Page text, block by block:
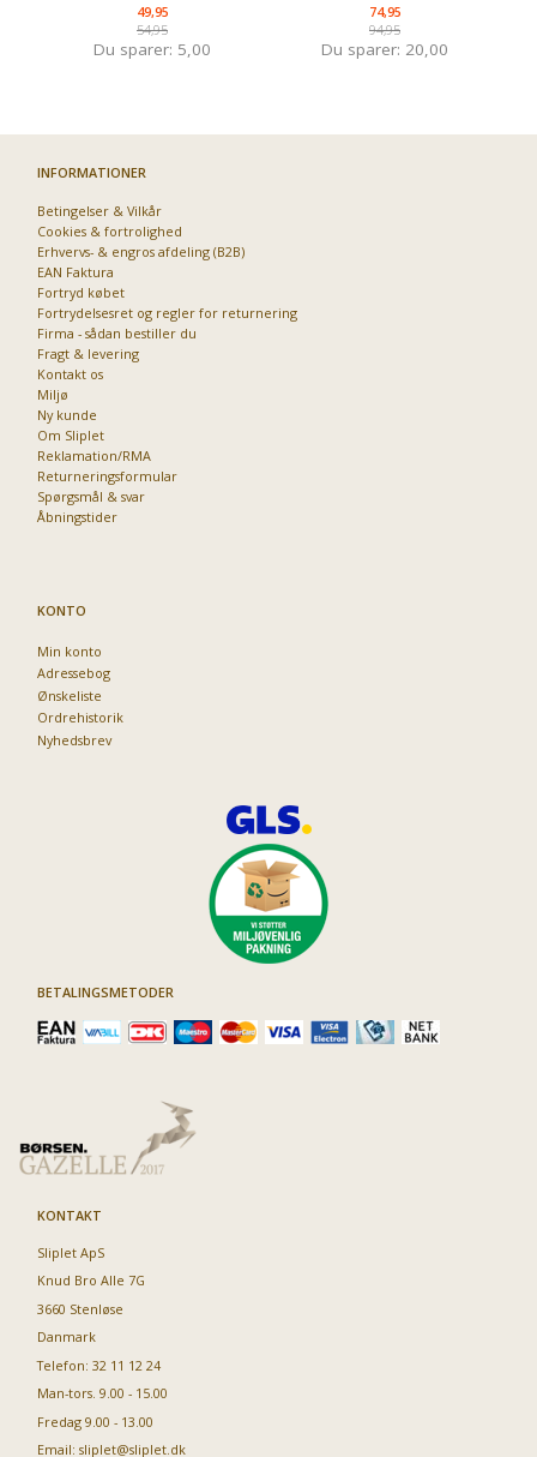
49,95
54,95
Du sparer: 5,00
74,95
94,95
Du sparer: 20,00
INFORMATIONER
Betingelser & Vilkår
Cookies & fortrolighed
Erhvervs- & engros afdeling (B2B)
EAN Faktura
Fortryd købet
Fortrydelsesret og regler for returnering
Firma - sådan bestiller du
Fragt & levering
Kontakt os
Miljø
Ny kunde
Om Sliplet
Reklamation/RMA
Returneringsformular
Spørgsmål & svar
Åbningstider
KONTO
Min konto
Adressebog
Ønskeliste
Ordrehistorik
Nyhedsbrev
BETALINGSMETODER
KONTAKT
Sliplet ApS
Knud Bro Alle 7G
3660 Stenløse
Danmark
Telefon: 32 11 12 24
Man-tors. 9.00 - 15.00
Fredag 9.00 - 13.00
Email: sliplet@sliplet.dk